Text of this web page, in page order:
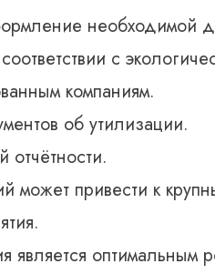
необходимой
с
компаниям.
об утилизации.
отчётности.
может привести к
является оптимальным